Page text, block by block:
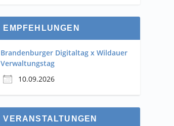
EMPFEHLUNGEN
Brandenburger Digitaltag x Wildauer
Verwaltungstag
10.09.2026
VERANSTALTUNGEN